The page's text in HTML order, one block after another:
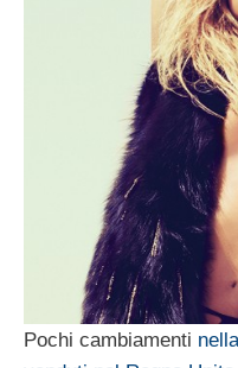
Pochi cambiamenti